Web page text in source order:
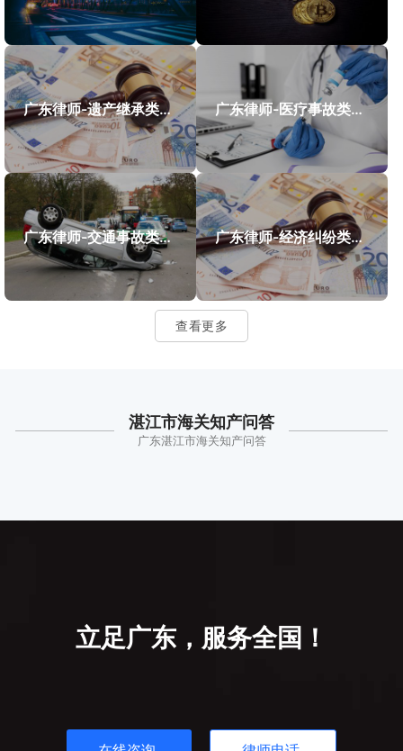
广东律师-遗产继承类案件案例 广东律师-医疗事故类案件案例
广东律师-交通事故类案件案例 广东律师-经济纠纷类案件案例
查看更多
湛江市海关知产问答
广东湛江市海关知产问答
立足广东，服务全国！